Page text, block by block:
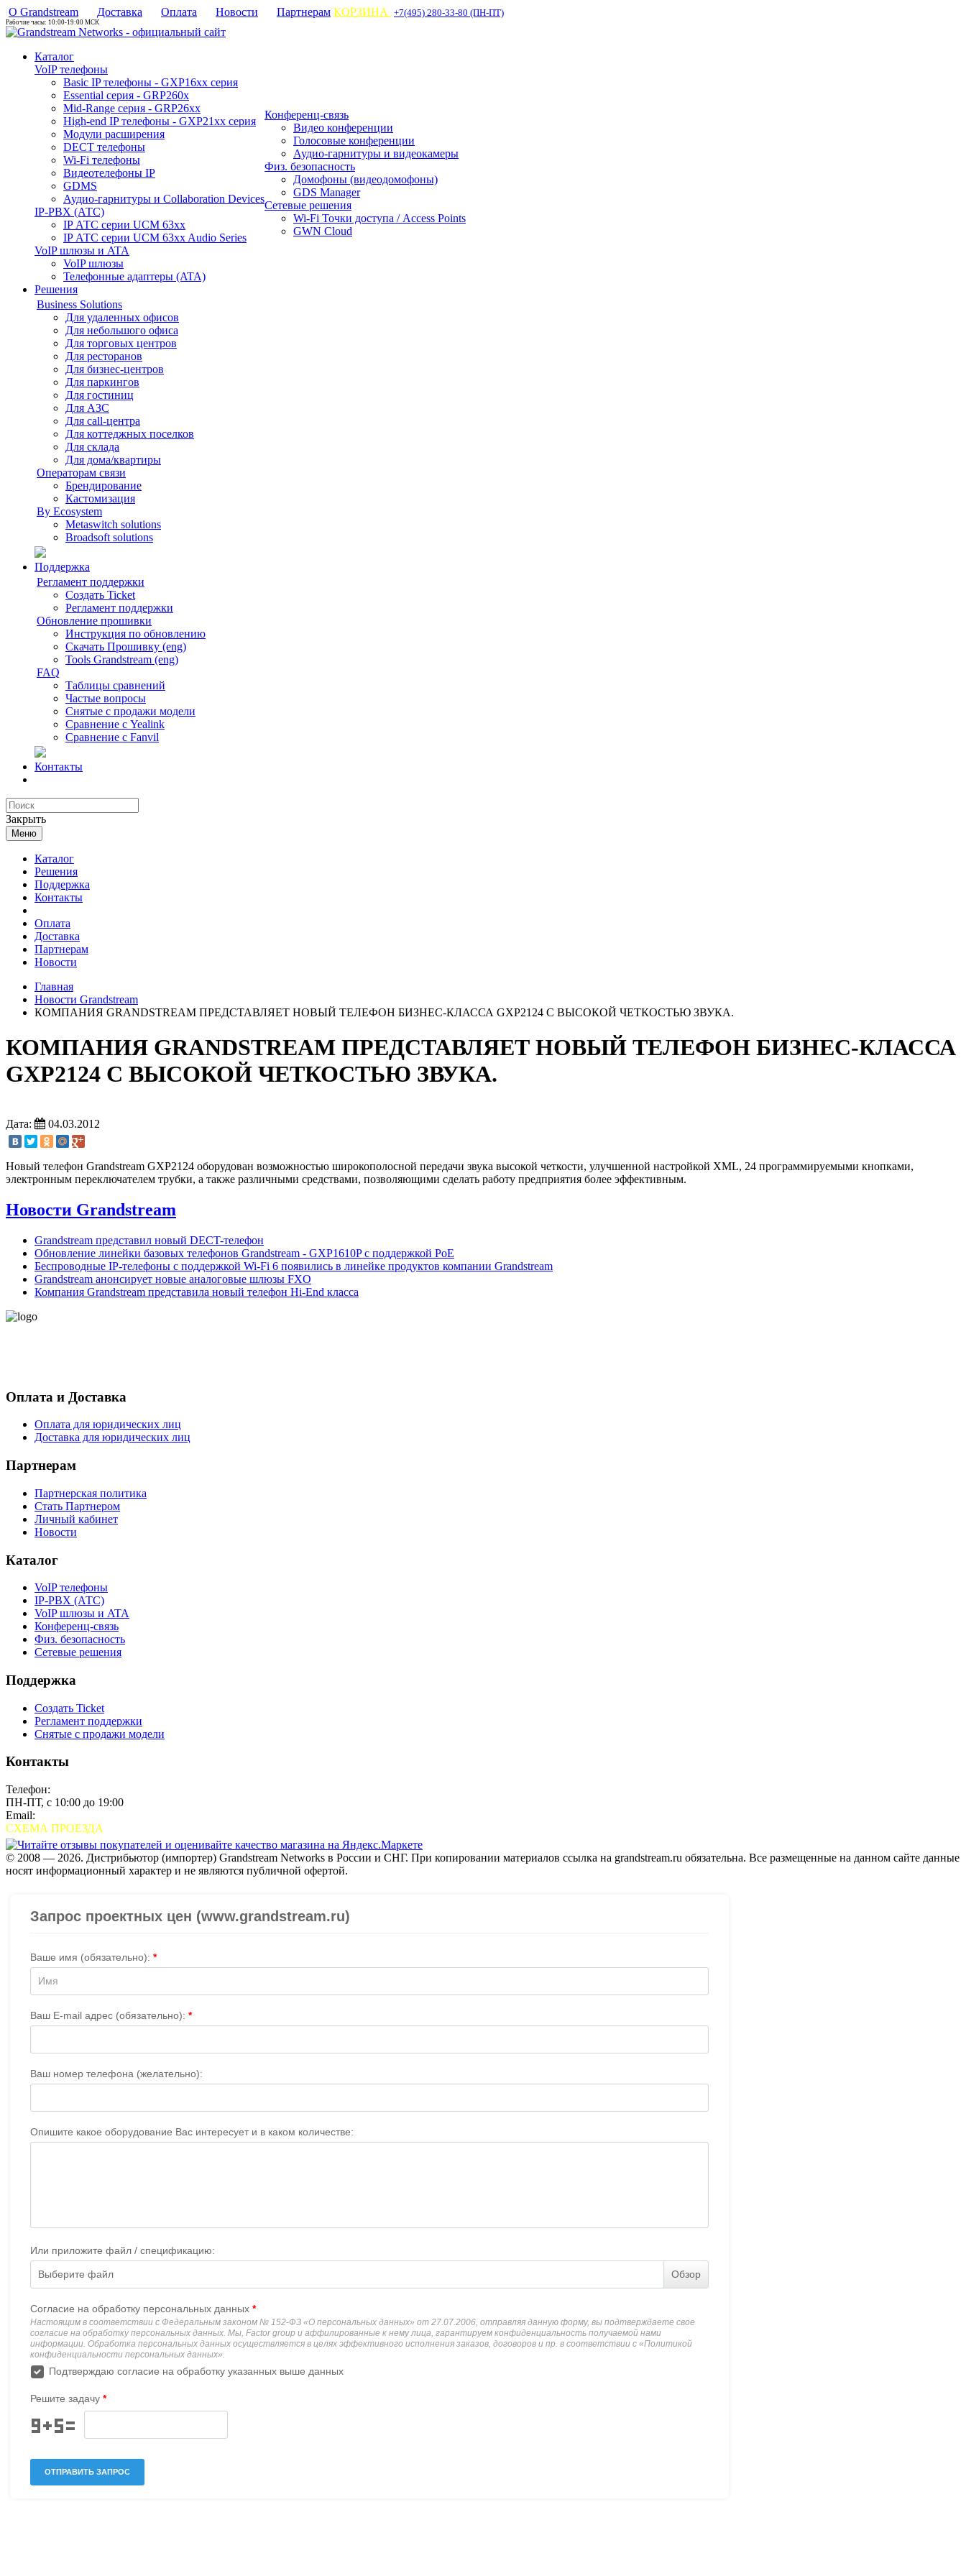
О Grandstream Доставка Оплата Новости Партнерам КОРЗИНА +7(495) 280-33-80 (ПН-ПТ)
Рабочие часы: 10:00-19:00 МСК
Каталог
VoIP телефоны
Basic IP телефоны - GXP16хх серия
Essential серия - GRP260x
Mid-Range серия - GRP26xx
High-end IP телефоны - GXP21хх серия
Модули расширения
DECT телефоны
Wi-Fi телефоны
Видеотелефоны IP
GDMS
Аудио-гарнитуры и Collaboration Devices
IP-PBX (АТС)
IP АТС серии UCM 63xx
IP АТС серии UCM 63xx Audio Series
VoIP шлюзы и ATA
VoIP шлюзы
Телефонные адаптеры (ATA)
Конференц-связь
Видео конференции
Голосовые конференции
Аудио-гарнитуры и видеокамеры
Физ. безопасность
Домофоны (видеодомофоны)
GDS Manager
Сетевые решения
Wi-Fi Точки доступа / Access Points
GWN Cloud
Решения
Business Solutions
Для удаленных офисов
Для небольшого офиса
Для торговых центров
Для ресторанов
Для бизнес-центров
Для паркингов
Для гостиниц
Для АЗС
Для call-центра
Для коттеджных поселков
Для склада
Для дома/квартиры
Операторам связи
Брендирование
Кастомизация
By Ecosystem
Metaswitch solutions
Broadsoft solutions
Поддержка
Регламент поддержки
Создать Ticket
Регламент поддержки
Обновление прошивки
Инструкция по обновлению
Скачать Прошивку (eng)
Tools Grandstream (eng)
FAQ
Таблицы сравнений
Частые вопросы
Снятые с продажи модели
Сравнение с Yealink
Сравнение с Fanvil
Контакты
Закрыть
Меню
Каталог
Решения
Поддержка
Контакты
Оплата
Доставка
Партнерам
Новости
Главная
Новости Grandstream
КОМПАНИЯ GRANDSTREAM ПРЕДСТАВЛЯЕТ НОВЫЙ ТЕЛЕФОН БИЗНЕС-КЛАССА GXP2124 С ВЫСОКОЙ ЧЕТКОСТЬЮ ЗВУКА.
КОМПАНИЯ GRANDSTREAM ПРЕДСТАВЛЯЕТ НОВЫЙ ТЕЛЕФОН БИЗНЕС-КЛАССА
GXP2124 С ВЫСОКОЙ ЧЕТКОСТЬЮ ЗВУКА.
Дата: 04.03.2012
Новый телефон Grandstream GXP2124 оборудован возможностью широкополосной передачи звука высокой четкости, улучшенной настройкой XML, 24 программируемыми кнопками,
электронным переключателем трубки, а также различными средствами, позволяющими сделать работу предприятия более эффективным.
Новости Grandstream
Grandstream представил новый DECT-телефон
Обновление линейки базовых телефонов Grandstream - GXP1610P с поддержкой PoE
Беспроводные IP-телефоны с поддержкой Wi-Fi 6 появились в линейке продуктов компании Grandstream
Grandstream анонсирует новые аналоговые шлюзы FXO
Компания Grandstream представила новый телефон Hi-End класса
Оплата и Доставка
Оплата для юридических лиц
Доставка для юридических лиц
Партнерам
Партнерская политика
Стать Партнером
Личный кабинет
Новости
Каталог
VoIP телефоны
IP-PBX (АТС)
VoIP шлюзы и ATA
Конференц-связь
Физ. безопасность
Сетевые решения
Поддержка
Создать Ticket
Регламент поддержки
Снятые с продажи модели
Контакты
Телефон:
ПН-ПТ, с 10:00 до 19:00
Email:
СХЕМА ПРОЕЗДА
© 2008 — 2026. Дистрибьютор (импортер) Grandstream Networks в России и СНГ. При копировании материалов ссылка на grandstream.ru обязательна. Все размещенные на данном сайте данные
носят информационный характер и не являются публичной офертой.